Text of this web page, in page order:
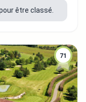
être classé.
71